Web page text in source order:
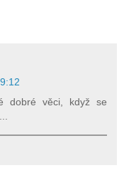
dobré věci, když se